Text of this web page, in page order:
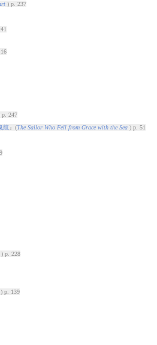
) p. 237
247
航』(The Sailor Who Fell from Grace with the Sea) p. 51
p. 228
p. 139